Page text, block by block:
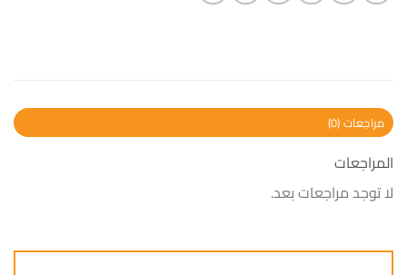
مراجعات (0)
المراجعات
لا توجد مراجعات بعد.